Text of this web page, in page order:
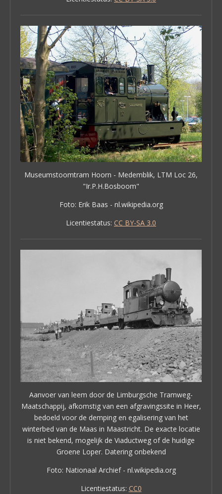
Museumstoomtram Hoorn - Medemblik, LTM Loc 26,
"Ir.P.H.Bosboom"
Foto: Erik Baas - nl.wikipedia.org
Licentiestatus: CC BY-SA 3.0
Aanvoer van leem door de Limburgsche Tramweg-
Maatschappij, afkomstig van een afgravingssite in Heer,
bedoeld voor de demping en egalisering van het
winterbed van de Maas in Maastricht. De exacte locatie
is niet bekend, mogelijk de Viaductweg of de huidige
Groene Loper. Datering onbekend
Foto: Nationaal Archief - nl.wikipedia.org
Licentiestatus: CC0